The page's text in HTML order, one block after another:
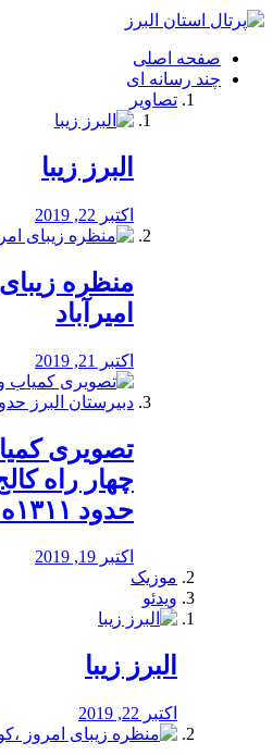
فصد
شرق
تهران
خشکشویی
صفحه اصلی
چند رسانه ای
تصاویر
البرز زیبا
اکتبر 22, 2019
منظره‌‌
امیرآباد
اکتبر 21, 2019
️تصویری
چهار راه
حدود ۱۳۱۱ه ش
اکتبر 19, 2019
موزیک
ویدئو
البرز زیبا
اکتبر 22, 2019